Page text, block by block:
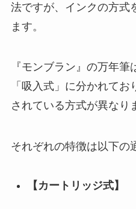
法ですが、
インクの方式
ます。
『モンブラン』の万年
「吸入式」に分かれて
されている方式が異なり
それぞれの特徴は以下の
【カートリッジ式】